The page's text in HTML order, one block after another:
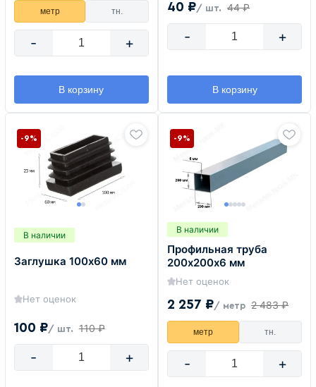
метр тн.
- +
В корзину
40 ₽/ шт. 44 ₽
- +
В корзину
В наличии
Заглушка 100х60 мм
Нет оценок
100 ₽/ шт. 110 ₽
-9%
- +
В наличии
Профильная труба
200х200х6 мм
Нет оценок
2 257 ₽/ метр 2 483 ₽
-9%
метр тн.
- +